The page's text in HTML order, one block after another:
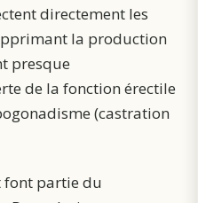
directement les
la production
presque
de la fonction érectile
(castration
font partie du